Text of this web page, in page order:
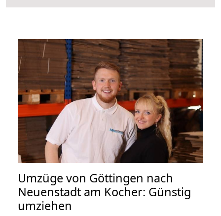
Umzüge von Göttingen nach
Neuenstadt am Kocher: Günstig
umziehen